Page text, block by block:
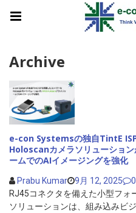
Archive
e-con Systemsの独自TintE
Holoscanカメラソリューショ
ームでのAIイメージングを強化
Prabu Kumar 9月 12, 2025
0
RJ45コネクタを備えた小型フォ
ソリューションは、組み込みビジ